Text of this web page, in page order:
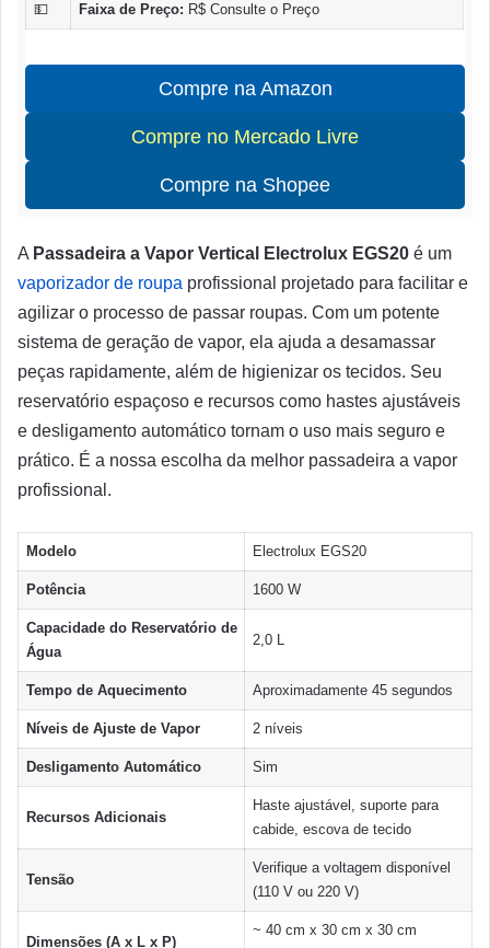
💵 Faixa de Preço: R$ Consulte o Preço
Compre na Amazon
Compre no Mercado Livre
Compre na Shopee
A Passadeira a Vapor Vertical Electrolux EGS20 é um
vaporizador de roupa profissional projetado para facilitar e
agilizar o processo de passar roupas. Com um potente
sistema de geração de vapor, ela ajuda a desamassar
peças rapidamente, além de higienizar os tecidos. Seu
reservatório espaçoso e recursos como hastes ajustáveis
e desligamento automático tornam o uso mais seguro e
prático. É a nossa escolha da melhor passadeira a vapor
profissional.
Modelo Electrolux EGS20
Potência 1600 W
Capacidade do Reservatório de
Água
2,0 L
Tempo de Aquecimento Aproximadamente 45 segundos
Níveis de Ajuste de Vapor 2 níveis
Desligamento Automático Sim
Recursos Adicionais
Haste ajustável, suporte para
cabide, escova de tecido
Tensão
Verifique a voltagem disponível
(110 V ou 220 V)
Dimensões (A x L x P)
~ 40 cm x 30 cm x 30 cm